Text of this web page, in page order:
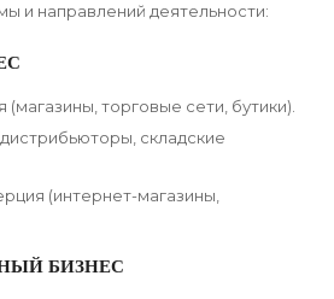
и направлений деятельности:
(магазины, торговые сети, бутики).
складские
(интернет-магазины,
БИЗНЕС